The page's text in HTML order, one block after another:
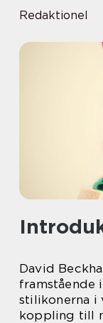
Redaktionel
David
framstående
stilikonerna i
koppling till